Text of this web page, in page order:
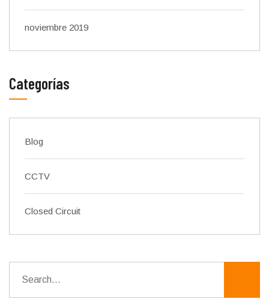
noviembre 2019
Categorías
Blog
CCTV
Closed Circuit